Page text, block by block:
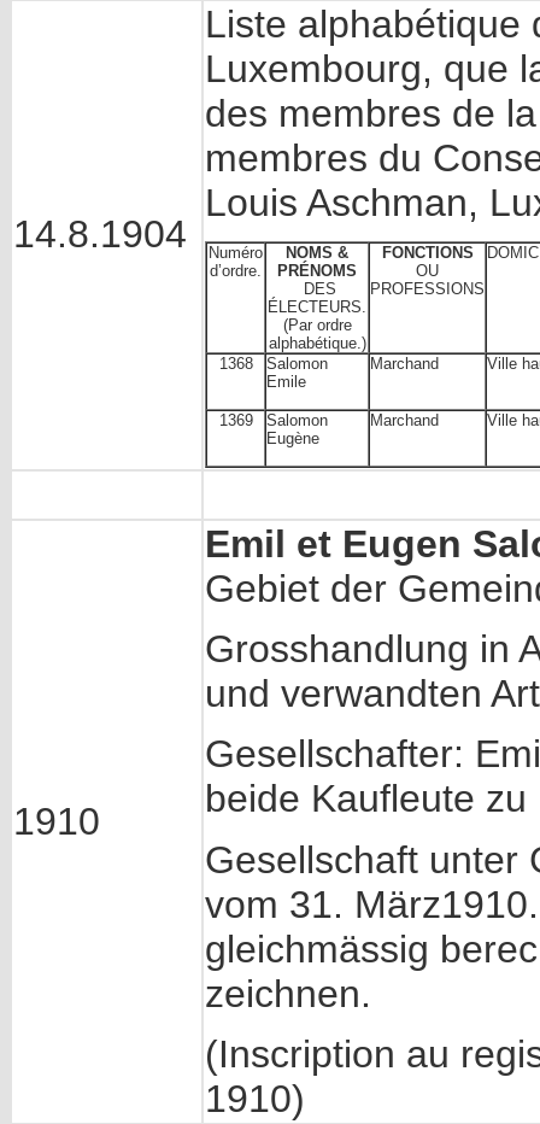
14.8.1904
Liste alphabétique
Luxembourg, que
des membres de
membres du
Louis Aschman,
Numéro
d’ordre.
NOMS &
PRÉNOMS
DES
ÉLECTEURS.
(Par ordre
alphabétique.)
FONCTIONS
OU
PROFESSIONS
1368
Salomon
Emile
Marchand Ville
1369
Salomon
Eugène
Marchand Ville
1910
Emil et Eugen
Gebiet der
Grosshandlung in
und verwandten
Gesellschafter:
beide Kaufleute
Gesellschaft unter
vom 31.
gleichmässig
zeichnen.
(Inscription au
1910)